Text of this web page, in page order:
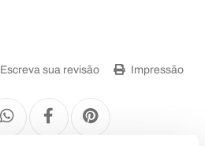
Escreva sua revisão Impressão